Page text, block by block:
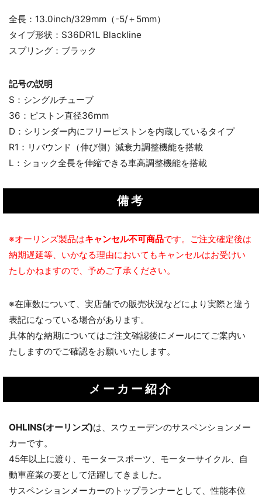
全長：13.0inch/329mm（-5/＋5mm）
タイプ形状：S36DR1L Blackline
スプリング：ブラック
記号の説明
S：シングルチューブ
36：ピストン直径36mm
D：シリンダー内にフリーピストンを内蔵しているタイプ
R1：リバウンド（伸び側）減衰力調整機能を搭載
L：ショック全長を伸縮できる車高調整機能を搭載
備考
※オーリンズ製品はキャンセル不可商品です。ご注文確定後は
納期遅延等、いかなる理由においてもキャンセルはお受けい
たしかねますので、予めご了承ください。
※在庫数について、実店舗での販売状況などにより実際と違う
表記になっている場合があります。
具体的な納期についてはご注文確認後にメールにてご案内い
たしますのでご確認をお願いいたします。
メーカー紹介
OHLINS(オーリンズ)は、スウェーデンのサスペンションメー
カーです。
45年以上に渡り、モータースポーツ、モーターサイクル、自
動車産業の要として活躍してきました。
サスペンションメーカーのトップランナーとして、性能本位